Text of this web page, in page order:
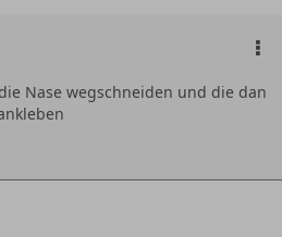
Nase wegschneiden und die dan